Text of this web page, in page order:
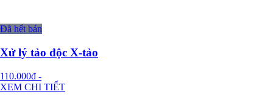
Đã hết bán
Xử lý tảo độc X-tảo
110.000đ -
XEM CHI TIẾT